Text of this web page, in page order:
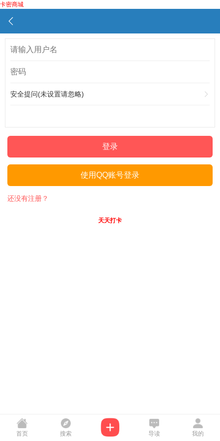
卡密商城
安全提问(未设置请忽略)
登录
使用QQ账号登录
还没有注册？
天天打卡
首页 搜索 导读 我的